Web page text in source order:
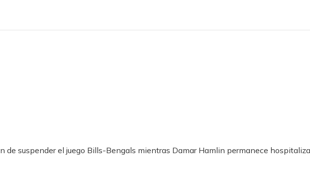
de suspender el juego Bills-Bengals mientras Damar Hamlin permanece